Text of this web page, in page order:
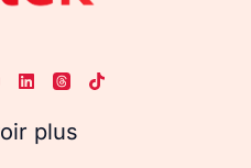
plus